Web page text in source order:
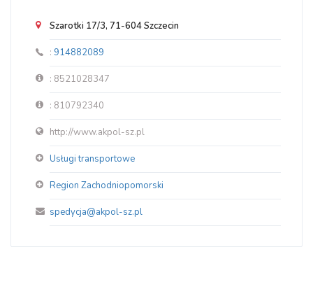
Szarotki 17/3, 71-604 Szczecin
: 914882089
: 8521028347
: 810792340
http://www.akpol-sz.pl
Usługi transportowe
Region Zachodniopomorski
spedycja@akpol-sz.pl